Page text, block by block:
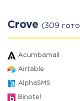
Crove (309
Acumbamail
Airtable
AlphaSMS
Binotel